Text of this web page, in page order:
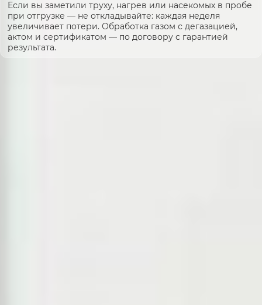
Если вы заметили труху, нагрев или насекомых в пробе
при отгрузке — не откладывайте: каждая неделя
увеличивает потери. Обработка газом с дегазацией,
актом и сертификатом — по договору с гарантией
результата.